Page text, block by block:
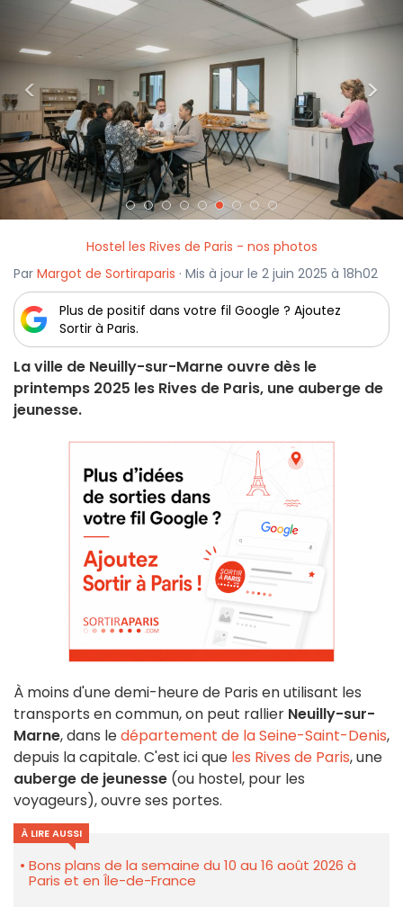
< >
Hostel les Rives de Paris - nos photos
Par Margot de Sortiraparis · Mis à jour le 2 juin 2025 à 18h02
Plus de positif dans votre fil Google ? Ajoutez
Sortir à Paris.
La ville de Neuilly-sur-Marne ouvre dès le
printemps 2025 les Rives de Paris, une auberge de
jeunesse.
À moins d'une demi-heure de Paris en utilisant les
transports en commun, on peut rallier Neuilly-sur-
Marne, dans ledépartement de la Seine-Saint-Denis,
depuis la capitale. C'est ici que les Rives de Paris, une
auberge de jeunesse (ou hostel, pour les
voyageurs), ouvre ses portes.
À LIRE AUSSI
Bons plans de la semaine du 10 au 16 août 2026 à
Paris et en Île-de-France